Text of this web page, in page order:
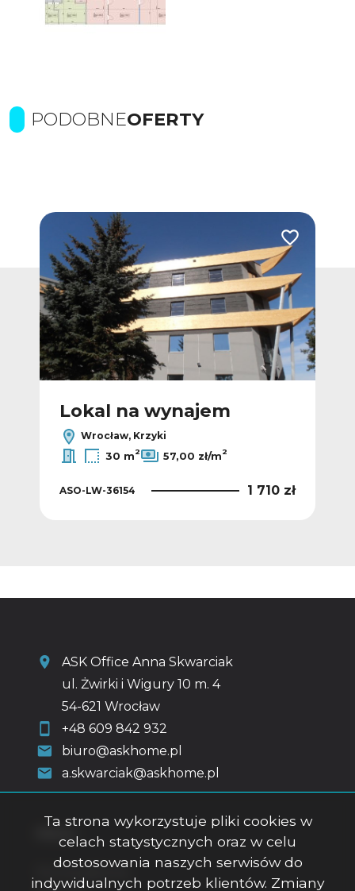
PODOBNEOFERTY
Dodaj do ulubionych Dodaj do
Lokal na wynajem
Wrocław, Krzyki
30 m2 57,00 zł/m2
ASO-LW-36154 1 710 zł
ASK Office Anna Skwarciak
ul. Żwirki i Wigury 10 m. 4
54-621 Wrocław
+48 609 842 932
biuro@askhome.pl
a.skwarciak@askhome.pl
Strona główna
Ta strona wykorzystuje pliki cookies w
celach statystycznych oraz w celu
dostosowania naszych serwisów do
indywidualnych potrzeb klientów. Zmiany